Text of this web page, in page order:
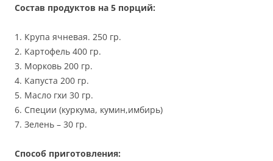
Состав продуктов на 5 порций:
1. Крупа ячневая. 250 гр.
2. Картофель 400 гр.
3. Морковь 200 гр.
4. Капуста 200 гр.
5. Масло гхи 30 гр.
6. Специи (куркума, кумин,имбирь)
7. Зелень – 30 гр.
Способ приготовления: